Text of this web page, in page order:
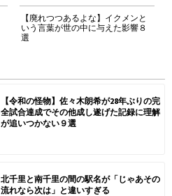
【廃れつつあるよな】イクメンと
いう言葉が世の中に与えた影響８
選
【令和の怪物】佐々木朗希が28年ぶりの完
全試合達成でその他成し遂げた記録に理解
が追いつかない９選
北千里と南千里の間の駅名が「じゃあその
流れなら次は」と違いすぎる